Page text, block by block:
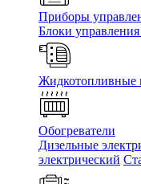
Приборы
Блоки
Жидкотопливные
Обогреватели
Дизельные
электрический